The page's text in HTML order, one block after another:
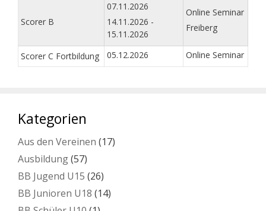
Scorer B
07.11.2026
14.11.2026 -
15.11.2026
Online Seminar
Freiberg
Scorer C Fortbildung 05.12.2026 Online Seminar
Kategorien
Aus den Vereinen (17)
Ausbildung(57)
BB Jugend U15 (26)
BB Junioren U18 (14)